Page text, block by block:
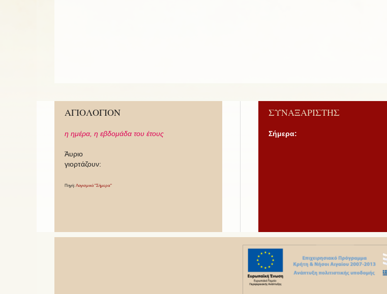
ΑΓΙΟΛΟΓΙΟΝ
η ημέρα, η εβδομάδα του έτους
Άυριο
γιορτάζουν:
Πηγή: Λογισμικό "Σήμερα"
ΣΥΝΑΞΑΡΙΣΤΗΣ
Σήμερα: